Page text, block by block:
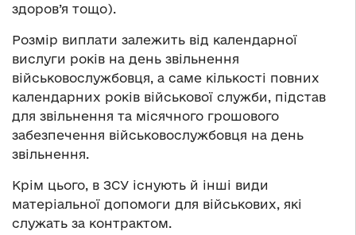
здоров’я тощо).
Розмір виплати залежить від календарної
вислуги років на день звільнення
військовослужбовця, а саме кількості повних
календарних років військової служби, підстав
для звільнення та місячного грошового
забезпечення військовослужбовця на день
звільнення.
Крім цього, в ЗСУ існують й інші види
матеріальної допомоги для військових, які
служать за контрактом.